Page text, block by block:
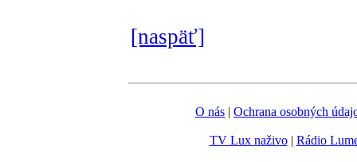
[naspäť]
O nás | Ochrana osobných
TV Lux naživo| Rádio